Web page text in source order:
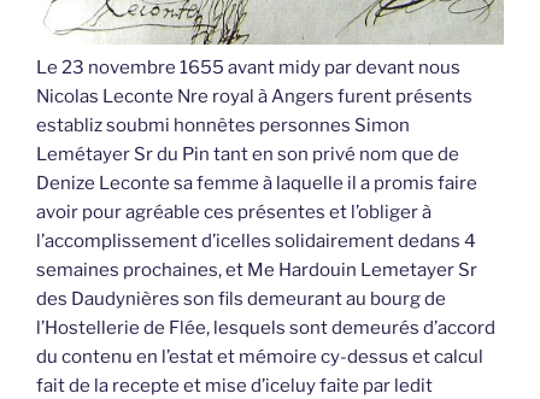
Le 23 novembre 1655 avant midy par devant nous
Nicolas Leconte Nre royal à Angers furent présents
establiz soubmi honnêtes personnes Simon
Lemétayer Sr du Pin tant en son privé nom que de
Denize Leconte sa femme à laquelle il a promis faire
avoir pour agréable ces présentes et l’obliger à
l’accomplissement d’icelles solidairement dedans 4
semaines prochaines, et Me Hardouin Lemetayer Sr
des Daudynières son fils demeurant au bourg de
l’Hostellerie de Flée, lesquels sont demeurés d’accord
du contenu en l’estat et mémoire cy-dessus et calcul
fait de la recepte et mise d’iceluy faite par ledit